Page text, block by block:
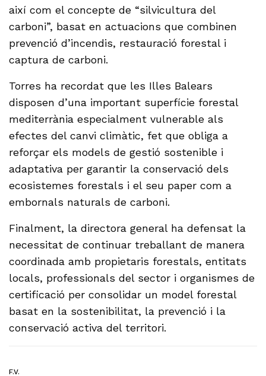
així com el concepte de “silvicultura del
carboni”, basat en actuacions que combinen
prevenció d’incendis, restauració forestal i
captura de carboni.
Torres ha recordat que les Illes Balears
disposen d’una important superfície forestal
mediterrània especialment vulnerable als
efectes del canvi climàtic, fet que obliga a
reforçar els models de gestió sostenible i
adaptativa per garantir la conservació dels
ecosistemes forestals i el seu paper com a
embornals naturals de carboni.
Finalment, la directora general ha defensat la
necessitat de continuar treballant de manera
coordinada amb propietaris forestals, entitats
locals, professionals del sector i organismes de
certificació per consolidar un model forestal
basat en la sostenibilitat, la prevenció i la
conservació activa del territori.
F.V.